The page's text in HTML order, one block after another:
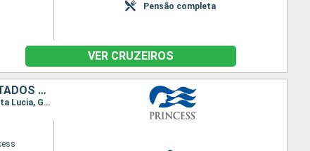
Pensão completa
VER CRUZEIROS
REPUBLICA DOMINICANA, BARBADOS, SANTA LUCIA, GRENADA, ARUBA, ESTADOS UNIDOS
Itinerário : Fort Lauderdale, San Martin (Antilhas N), South Friar s (praia), Dominica, Barbados, Santa Lucia, Granada, Aruba, Klein Curacao, Fort Lauderdale